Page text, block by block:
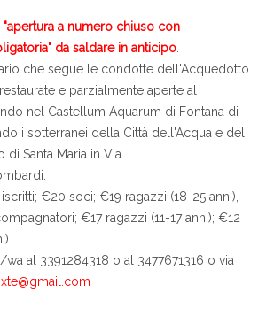
"apertura a numero chiuso con
da saldare in anticipo.
che segue le condotte dell'Acquedotto
e parzialmente aperte al
nel Castellum Aquarum di Fontana di
i sotterranei della Città dell'Acqua e del
Santa Maria in Via.
€20 soci; €19 ragazzi (18-25 anni),
€17 ragazzi (11-17 anni); €12
al 3391284318 o al 3477671316 o via